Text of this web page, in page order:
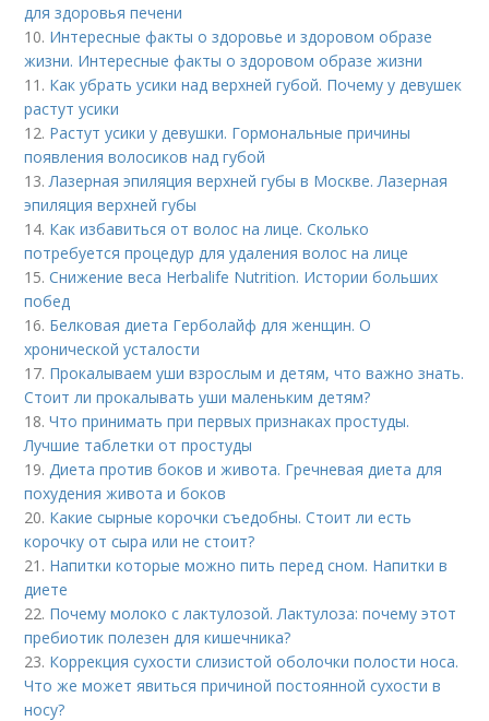
для здоровья печени
10. Интересные факты о здоровье и здоровом образе
жизни. Интересные факты о здоровом образе жизни
11. Как убрать усики над верхней губой. Почему у девушек
растут усики
12. Растут усики у девушки. Гормональные причины
появления волосиков над губой
13.Лазерная эпиляция верхней губы в Москве. Лазерная
эпиляция верхней губы
14. Как избавиться от волос на лице. Сколько
потребуется процедур для удаления волос на лице
15.Снижение веса Herbalife Nutrition. Истории больших
побед
16. Белковая диета Герболайф для женщин. О
хронической усталости
17. Прокалываем уши взрослым и детям, что важно знать.
Стоит ли прокалывать уши маленьким детям?
18.Что принимать при первых признаках простуды.
Лучшие таблетки от простуды
19.Диета против боков и живота. Гречневая диета для
похудения живота и боков
20. Какие сырные корочки съедобны. Стоит ли есть
корочку от сыра или не стоит?
21. Напитки которые можно пить перед сном. Напитки в
диете
22. Почему молоко с лактулозой. Лактулоза: почему этот
пребиотик полезен для кишечника?
23. Коррекция сухости слизистой оболочки полости носа.
Что же может явиться причиной постоянной сухости в
носу?